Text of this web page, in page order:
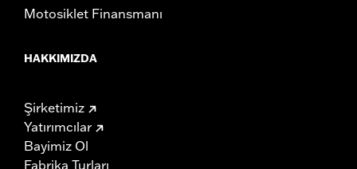
Motosiklet Finansmanı
HAKKIMIZDA
Şirketimiz
Yatırımcılar
Bayimiz Ol
Fabrika Turları